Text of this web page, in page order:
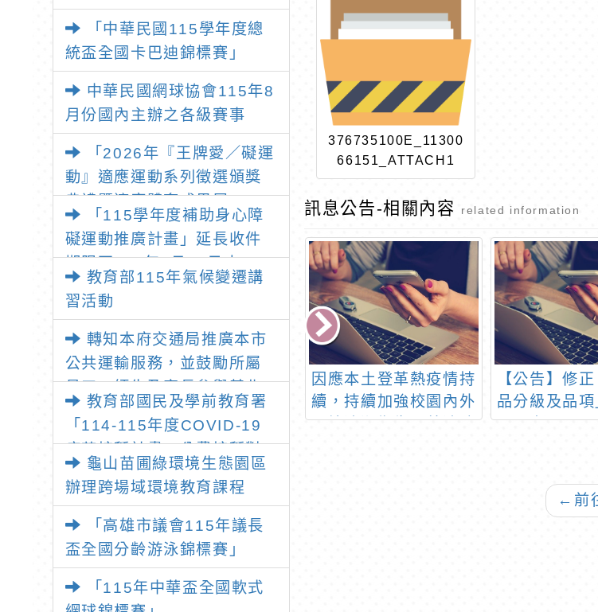
「中華民國115學年度總
統盃全國卡巴迪錦標賽」
中華民國網球協會115年8
月份國內主辦之各級賽事
「2026年『王牌愛／礙運
動』適應運動系列徵選頒獎
典禮暨適應體育成果展」
「115學年度補助身心障
礙運動推廣計畫」延長收件
期限至115年7月31日止
教育部115年氣候變遷講
習活動
轉知本府交通局推廣本市
公共運輸服務，並鼓勵所屬
員工、師生及家長參與基北
北桃「我的減碳存摺2.0」全
民運動
教育部國民及學前教育署
「114-115年度COVID-19
疫苗接種計畫」公費接種對
象擴大為「滿6個月以上尚未
接種之民眾」措施，延長至
115年9月28日止
龜山苗圃綠環境生態園區
辦理跨場域環境教育課程
「高雄市議會115年議長
盃全國分齡游泳錦標賽」
「115年中華盃全國軟式
376735100E_11300
66151_ATTACH1
訊息公告-相關內容 related information
礦陳列館環境
-出磺坑來作
資訊，歡迎學
躍報名
台灣資源昆蟲協會辦理
昆蟲動物生態教育活動
訊息DM1份
因應本土登革熱疫情持
續，持續加強校園內外
環境清潔衛生及孳清防
【公告】修
品分級及品
級及品
← 前